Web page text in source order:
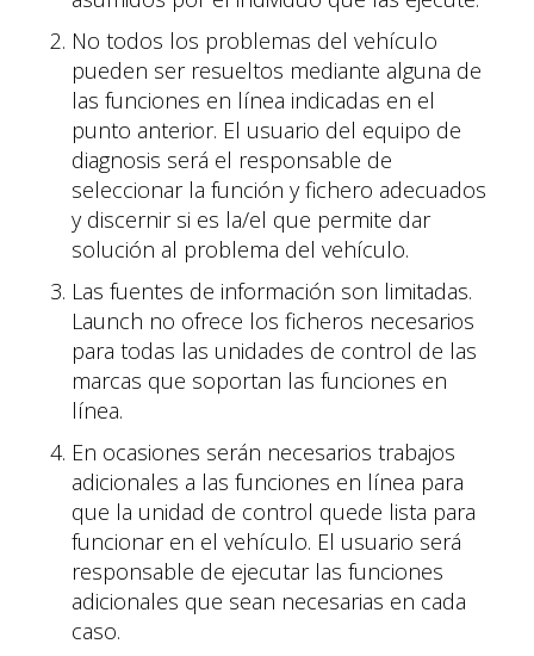
No todos los problemas del vehículo
pueden ser resueltos mediante alguna de
las funciones en línea indicadas en el
punto anterior. El usuario del equipo de
diagnosis será el responsable de
seleccionar la función y fichero adecuados
y discernir si es la/el que permite dar
solución al problema del vehículo.
Las fuentes de información son limitadas.
Launch no ofrece los ficheros necesarios
para todas las unidades de control de las
marcas que soportan las funciones en
línea.
En ocasiones serán necesarios trabajos
adicionales a las funciones en línea para
que la unidad de control quede lista para
funcionar en el vehículo. El usuario será
responsable de ejecutar las funciones
adicionales que sean necesarias en cada
caso.